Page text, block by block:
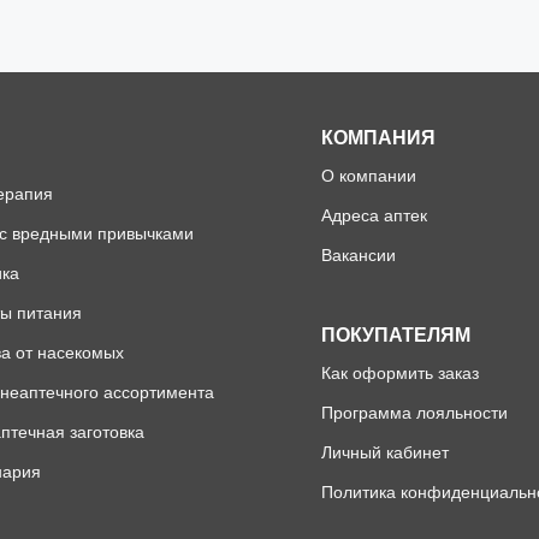
вредными привычками
питания
от насекомых
ассортимента
заготовка
КОМПАНИЯ
О компании
Адреса аптек
Вакансии
ПОКУПАТЕЛЯМ
Как оформить заказ
Программа лояльности
Личный кабинет
Политика